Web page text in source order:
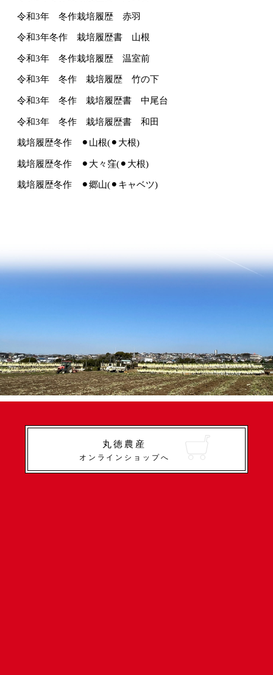
令和3年 冬作栽培履歴 赤羽
令和3年冬作 栽培履歴書 山根
令和3年 冬作栽培履歴 温室前
令和3年 冬作 栽培履歴 竹の下
令和3年 冬作 栽培履歴書 中尾台
令和3年 冬作 栽培履歴書 和田
栽培履歴冬作 ⚫︎山根(⚫︎大根)
栽培履歴冬作 ⚫︎大々窪(⚫︎大根)
栽培履歴冬作 ⚫︎郷山(⚫︎キャベツ)
丸徳農産
オンラインショップへ